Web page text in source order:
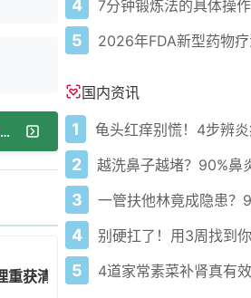
下一篇：手脚多汗不止？中医+现代医学双管齐下改善
获清晰生活
4
5 2026年FDA新型药物
国内资讯
1
2
3
4
5